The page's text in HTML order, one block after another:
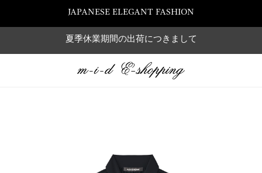
JAPANESE ELEGANT FASHION
夏季休業期間の出荷につきまして